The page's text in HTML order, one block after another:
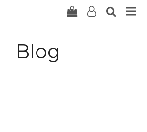
Carritouser-search
Blog